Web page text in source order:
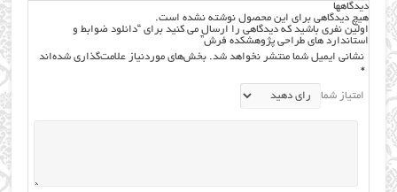
دیدگاهها
هیچ دیدگاهی برای این محصول نوشته نشده است.
اولین نفری باشید که دیدگاهی را ارسال می کنید برای “دانلود ضوابط و
استاندارد های طراحی پژوهشکده فرش”
نشانی ایمیل شما منتشر نخواهد شد. بخش‌های موردنیاز علامت‌گذاری شده‌اند
*
امتیاز شما